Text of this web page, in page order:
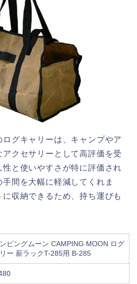
グキャリーは、キャンプやア
クセサリーとして高評価を受
と使いやすさが特に評価され
間を大幅に軽減してくれま
収納できるため、持ち運びも
ピングムーン CAMPING MOON ログ
ー 薪ラックT-285用 B-285